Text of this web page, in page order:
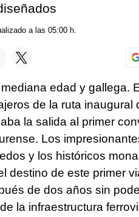
a las 05:00 h.
edad y gallega.
de la ruta inaugural
la salida al primer
Los
y los históricos
destino de este primer
de dos años sin
la infraestructura